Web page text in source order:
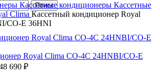
Поиск
Кассетные кондиционеры Кассетные
Clima Кассетный кондиционер Royal
CO-E 36HNI
Royal Clima CO-4C 24HNBI/CO-E
690 ₽